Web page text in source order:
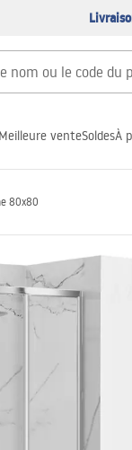
Meilleure venteSoldesÀ
80x80